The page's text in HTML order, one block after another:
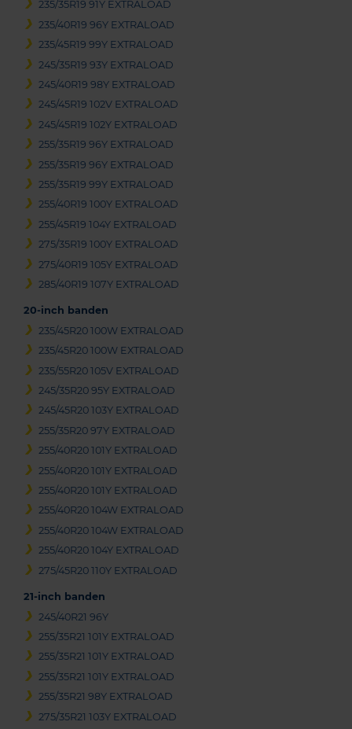
235/35R19 91Y EXTRALOAD
235/40R19 96Y EXTRALOAD
235/45R19 99Y EXTRALOAD
245/35R19 93Y EXTRALOAD
245/40R19 98Y EXTRALOAD
245/45R19 102V EXTRALOAD
245/45R19 102Y EXTRALOAD
255/35R19 96Y EXTRALOAD
255/35R19 96Y EXTRALOAD
255/35R19 99Y EXTRALOAD
255/40R19 100Y EXTRALOAD
255/45R19 104Y EXTRALOAD
275/35R19 100Y EXTRALOAD
275/40R19 105Y EXTRALOAD
285/40R19 107Y EXTRALOAD
20-inch banden
235/45R20 100W EXTRALOAD
235/45R20 100W EXTRALOAD
235/55R20 105V EXTRALOAD
245/35R20 95Y EXTRALOAD
245/45R20 103Y EXTRALOAD
255/35R20 97Y EXTRALOAD
255/40R20 101Y EXTRALOAD
255/40R20 101Y EXTRALOAD
255/40R20 101Y EXTRALOAD
255/40R20 104W EXTRALOAD
255/40R20 104W EXTRALOAD
255/40R20 104Y EXTRALOAD
275/45R20 110Y EXTRALOAD
21-inch banden
245/40R21 96Y
255/35R21 101Y EXTRALOAD
255/35R21 101Y EXTRALOAD
255/35R21 101Y EXTRALOAD
255/35R21 98Y EXTRALOAD
275/35R21 103Y EXTRALOAD